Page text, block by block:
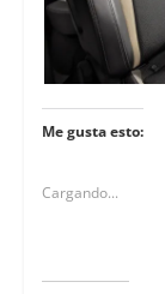
Me gusta esto:
Cargando...